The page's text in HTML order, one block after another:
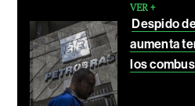
VER +
Despido
aumenta
los